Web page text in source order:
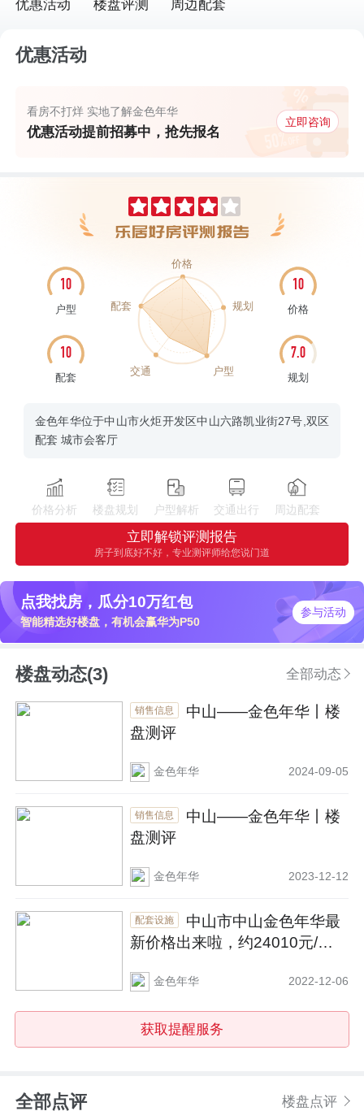
优惠活动 楼盘评测 周边配套
优惠活动
看房不打烊 实地了解金色年华
优惠活动提前招募中，抢先报名
立即咨询
10
户型
10
配套
10
价格
7.0
规划
户型
交通
配套
价格
规划
金色年华位于中山市火炬开发区中山六路凯业街27号,双区
配套 城市会客厅
价格分析 楼盘规划 户型解析 交通出行 周边配套
立即解锁评测报告
房子到底好不好，专业测评师给您说门道
点我找房，瓜分10万红包
智能精选好楼盘，有机会赢华为P50
参与活动
楼盘动态(3) 全部动态
销售信息
盘测评
金色年华 2024-09-05
销售信息
盘测评
金色年华 2023-12-12
配套设施
新价格出来啦，约24010元/
金色年华 2022-12-06
获取提醒服务
楼盘点评
全部点评